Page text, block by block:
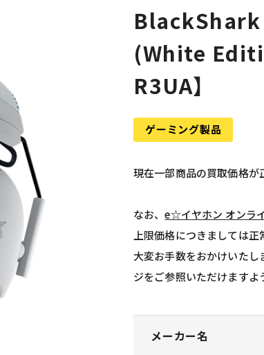
(White
R3UA】
ゲーミング製品
現在一部商品の買取価格が
なお、e☆イヤホン オンラ
上限価格につきましては正
大変お手数をおかけいた
ジをご参照いただけますよ
メーカー名